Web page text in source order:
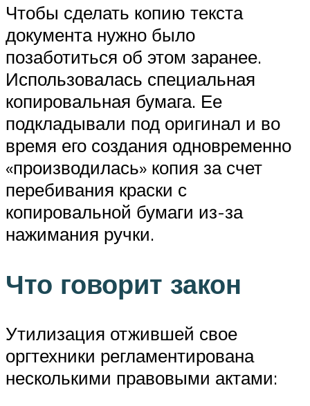
Чтобы сделать копию текста
документа нужно было
позаботиться об этом заранее.
Использовалась специальная
копировальная бумага. Ее
подкладывали под оригинал и во
время его создания одновременно
«производилась» копия за счет
перебивания краски с
копировальной бумаги из-за
нажимания ручки.
Что говорит закон
Утилизация отжившей свое
оргтехники регламентирована
несколькими правовыми актами: